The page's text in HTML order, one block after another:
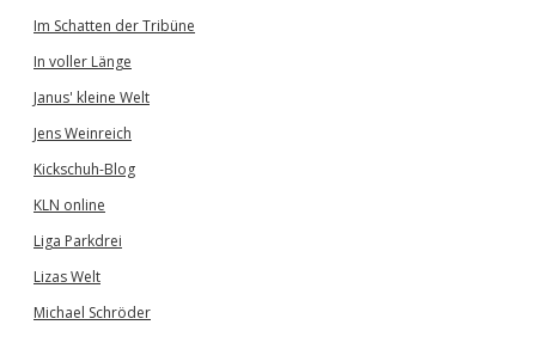
Im Schatten der Tribüne
In voller Länge
Janus' kleine Welt
Jens Weinreich
Kickschuh-Blog
KLN online
Liga Parkdrei
Lizas Welt
Michael Schröder